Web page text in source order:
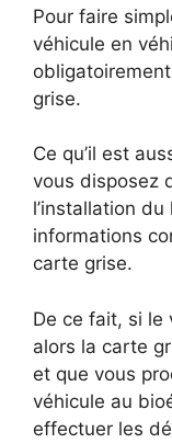
Pour faire
véhicule en
grise.
Ce qu’il est
vous disposez
l’installation du
informations
carte grise.
De ce fait, si le
alors la carte
et que vous
véhicule au
effectuer les